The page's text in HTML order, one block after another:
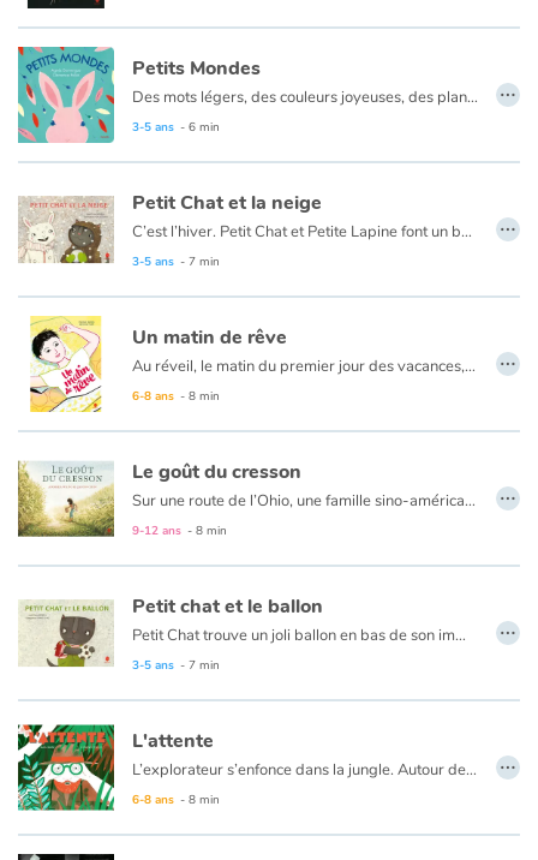
Petits Mondes
Des mots légers, des couleurs joyeuses, des plans rapprochés et des surprises nombreuses. Au fil des pages, les oreilles de lapin deviennent des feuilles d'arbres, le nez du chat une fleur. Puis on voit une bouche de grenouille, les yeux d'un hibou et la main d'un enfant qui caresse un arbre. Autant dire... cinq sens comme autant de petits mondes qui surgissent et qu'un cœur aimant embrasse tous ensemble.
3-5 ans - 6 min
…
Petit Chat et la neige
C’est l’hiver. Petit Chat et Petite Lapine font un bonhomme de neige, une bataille de boules de neige, une partie de cache-cache dans la neige… Ça, ce n’est pas drôle : Petite Lapine est aussi blanche que la neige ; Petit Chat ne la trouve jamais. Allons dans la cave. Mais Petit Chat est noir comme le charbon ; son amie ne le trouve jamais. De retour dehors, Petite Lapine n’est plus toute blanche et Petit Chat est couvert de flocons. Maintenant, jouer à cache-cache, c’est vraiment drôle !
3-5 ans - 7 min
…
Un matin de rêve
Au réveil, le matin du premier jour des vacances, les yeux encore fermés, un enfant se remémore quelques moments de la journée passée : la fin de l’école, le calme à la maison, les jeux avec son frère, son anniversaire, le voyage en voiture jusque chez ses grands-parents...
6-8 ans - 8 min
…
Le goût du cresson
Sur une route de l’Ohio, une famille sino-américaine ramasse du cresson sauvage. Alors que les parents y mettent tout leur cœur et que leur jeune garçon s’amuse beaucoup, leur fille vit ce ramassage comme une honte. De retour à la maison, elle boude le plat cuisiné par sa mère qui décide alors de lui révéler un épisode douloureux de sa propre enfance passée en Chine et dans lequel le cresson a joué un rôle. Ce soir-là, le cresson a le goût des retrouvailles entre les membres d’une même famille séparés par ce secret familial.
9-12 ans - 8 min
…
Petit chat et le ballon
Petit Chat trouve un joli ballon en bas de son immeuble. Tout heureux, il le rapporte chez lui, au 4ème étage. Mais maman lui dit qu’il doit d’abord s’assurer que ce ballon n’appartient à personne avant de le garder. Il faut demander aux voisins… Petit Chat est très intimidé : sa famille vient juste d’emménager et il ne connaît personne. Ce que Petit Chat ne sait pas encore, c’est que le joli ballon l’aidera à vaincre sa timidité et à se faire des camarades.
3-5 ans - 7 min
…
L'attente
L’explorateur s’enfonce dans la jungle. Autour de lui, une profusion de couleurs et de bruits. Déterminé, il avance vers son but le plus cher : voir l’oiseau de paradis. Arrivé au point d’observation, débute l'attente, longue. Il a faim, soif. Autour de lui, le monde continue sa course, insensible à sa volonté et son obstination. Effondré, l’homme croit tout espoir perdu. Quand soudain…
6-8 ans - 8 min
…